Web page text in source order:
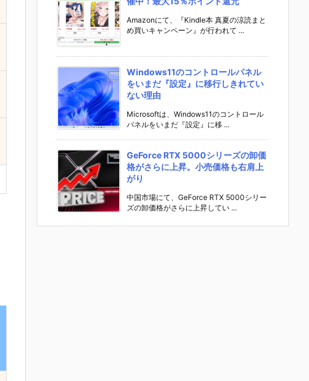
Amazonにて、『Kindle本 真夏の涼読まと
め買いキャンペーン』が行われて ...
Windows11のコントロールパネル
をいまだ『設定』に移行しきれてい
ない理由
Microsoftは、Windows11のコントロール
パネルをいまだ『設定』に移 ...
GeForce RTX 5000シリーズの卸価
格がさらに上昇。小売価格も右肩上
がり
中国市場にて、GeForce RTX 5000シリー
ズの卸価格がさらに上昇してい ...